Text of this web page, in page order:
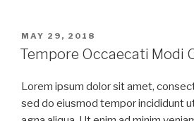
MAY 29, 2018
Tempore Occaecati Modi
Lorem ipsum dolor sit amet,
sed do eiusmod tempor incididunt